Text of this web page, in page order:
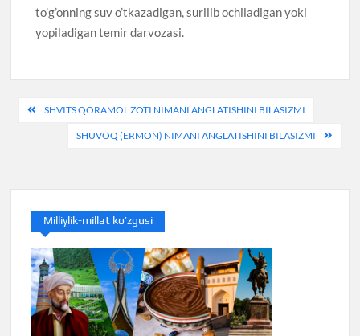
to’g’onning suv o’tkazadigan, surilib ochiladigan yoki
yopiladigan temir darvozasi.
Post
navigation
SHVITS QORAMOL ZOTI NIMANI ANGLATISHINI BILASIZMI
SHUVOQ (ERMON) NIMANI ANGLATISHINI BILASIZMI
Milliylik-millat ko’zgusi